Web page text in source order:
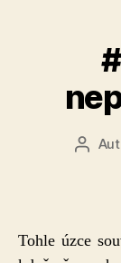
Autor
Tohle úzce